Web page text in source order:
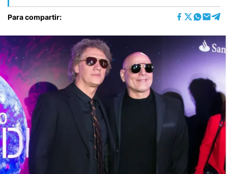
Para compartir: